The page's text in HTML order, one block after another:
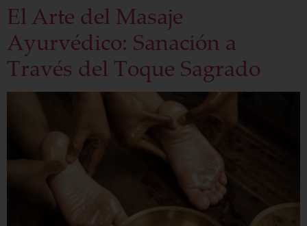
El Arte del Masaje
Ayurvédico: Sanación a
Través del Toque Sagrado